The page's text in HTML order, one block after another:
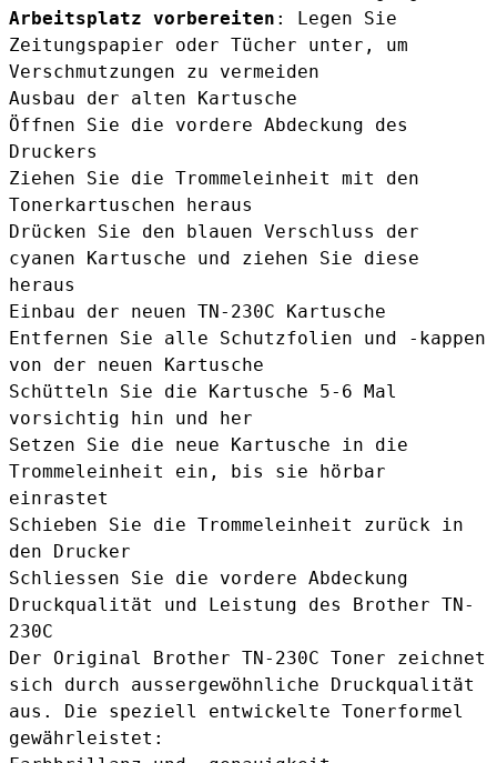
Arbeitsplatz vorbereiten : Legen Sie
Zeitungspapier oder Tücher unter, um
Verschmutzungen zu vermeiden
Ausbau der alten Kartusche
Öffnen Sie die vordere Abdeckung des
Druckers
Ziehen Sie die Trommeleinheit mit den
Tonerkartuschen heraus
Drücken Sie den blauen Verschluss der
cyanen Kartusche und ziehen Sie diese
heraus
Einbau der neuen TN-230C Kartusche
Entfernen Sie alle Schutzfolien und -kappen
von der neuen Kartusche
Schütteln Sie die Kartusche 5-6 Mal
vorsichtig hin und her
Setzen Sie die neue Kartusche in die
Trommeleinheit ein, bis sie hörbar
einrastet
Schieben Sie die Trommeleinheit zurück in
den Drucker
Schliessen Sie die vordere Abdeckung
Druckqualität und Leistung des Brother TN-
230C
Der Original Brother TN-230C Toner zeichnet
sich durch aussergewöhnliche Druckqualität
aus. Die speziell entwickelte Tonerformel
gewährleistet: